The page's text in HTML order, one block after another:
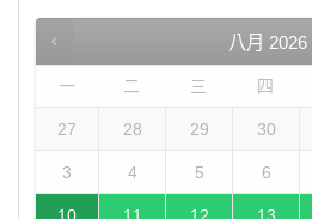
八月 2026
一 二 三 四
27 28 29 30
3 4 5 6
10 11 12 13